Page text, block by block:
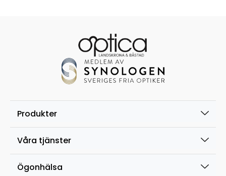
Produkter
Våra tjänster
Ögonhälsa